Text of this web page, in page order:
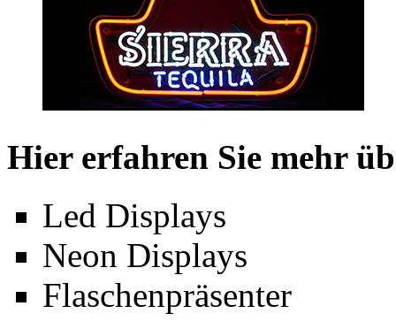
Hier erfahren Sie mehr
Led Displays
Neon Displays
Flaschenpräsenter